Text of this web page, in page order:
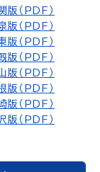
（PDF）
（PDF）
（PDF）
（PDF）
（PDF）
（PDF）
（PDF）
（PDF）